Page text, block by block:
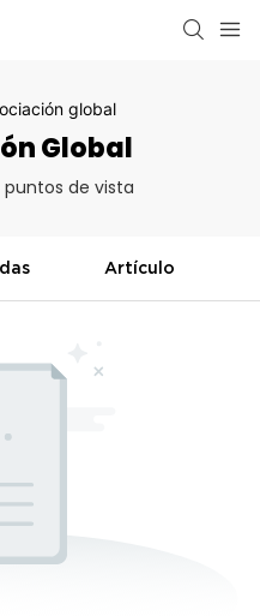
global
Global
puntos de vista
Artículo